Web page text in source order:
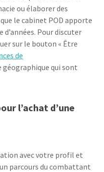
ou élaborer des
le cabinet POD apporte
Pour discuter
sur le bouton « Être
de
géographique qui sont
l’achat d’une
avec votre profil et
parcours du combattant